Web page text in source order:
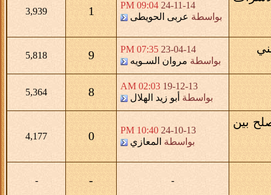
24-11-14
09:04 PM
بواسطة عربى الحويطى 1
3,939
23-04-14
07:35 PM
بواسطة مروان السـويه 9
5,818
19-12-13
02:03 AM
بواسطة أبو زيد الهلال 8
5,364
بين
24-10-13
10:40 PM
بواسطة المعازي 0
4,177
-
-
-